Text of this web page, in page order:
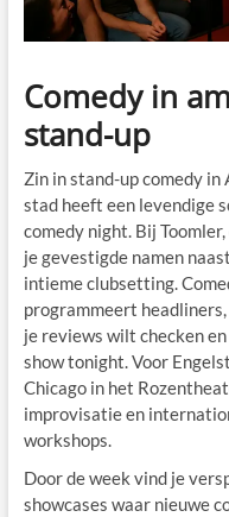
Comedy in
stand-up
Zin in stand-up comedy in
stad heeft een levendige
comedy night. Bij
je gevestigde namen
intieme clubsetting.
programmeert
je reviews wilt checken
show tonight. Voor
Chicago in het
improvisatie en
workshops.
Door de week vind je
showcases waar nieuwe